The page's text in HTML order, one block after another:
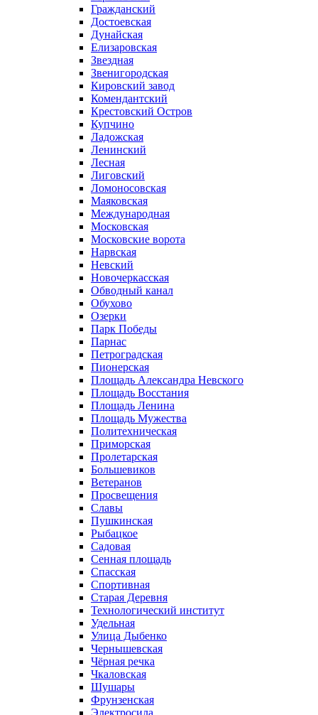
Гражданский
Достоевская
Дунайская
Елизаровская
Звездная
Звенигородская
Кировский завод
Комендантский
Крестовский Остров
Купчино
Ладожская
Ленинский
Лесная
Лиговский
Ломоносовская
Маяковская
Международная
Московская
Московские ворота
Нарвская
Невский
Новочеркасская
Обводный канал
Обухово
Озерки
Парк Победы
Парнас
Петроградская
Пионерская
Площадь Александра Невского
Площадь Восстания
Площадь Ленина
Площадь Мужества
Политехническая
Приморская
Пролетарская
Большевиков
Ветеранов
Просвещения
Славы
Пушкинская
Рыбацкое
Садовая
Сенная площадь
Спасская
Спортивная
Старая Деревня
Технологический институт
Удельная
Улица Дыбенко
Чернышевская
Чёрная речка
Чкаловская
Шушары
Фрунзенская
Электросила